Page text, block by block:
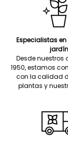
Especialistas
jardín
Desde nuestros
1950, estamos
con la calidad
plantas y